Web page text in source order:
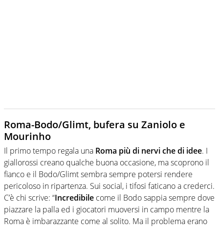
Roma-Bodo/Glimt, bufera su Zaniolo e
Mourinho
Il primo tempo regala una Roma più di nervi che di idee. I
giallorossi creano qualche buona occasione, ma scoprono il
fianco e il Bodo/Glimt sembra sempre potersi rendere
pericoloso in ripartenza. Sui social, i tifosi faticano a crederci.
C’è chi scrive: “Incredibile come il Bodo sappia sempre dove
piazzare la palla ed i giocatori muoversi in campo mentre la
Roma è imbarazzante come al solito. Ma il problema erano